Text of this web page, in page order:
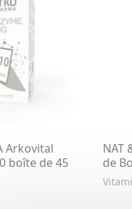
Arkovital
boîte de 45
NAT
de